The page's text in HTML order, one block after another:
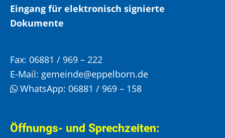
Eingang für elektronisch signierte
Dokumente
Fax: 06881 / 969 – 222
E-Mail: gemeinde@eppelborn.de
WhatsApp: 06881 / 969 – 158
Öffnungs- und Sprechzeiten: